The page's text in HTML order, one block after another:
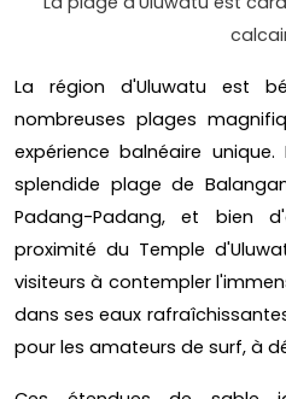
La région d'Uluwatu est
nombreuses plages
expérience balnéaire
splendide plage de
Padang-Padang, et bien
proximité du Temple
visiteurs à contempler
dans ses eaux
pour les amateurs de surf, à